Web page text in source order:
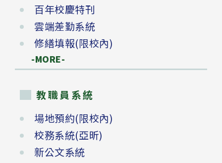
百年校慶特刊
雲端差勤系統
修繕填報(限校內)
-MORE-
教職員系統
場地預約(限校內)
校務系統(亞昕)
新公文系統